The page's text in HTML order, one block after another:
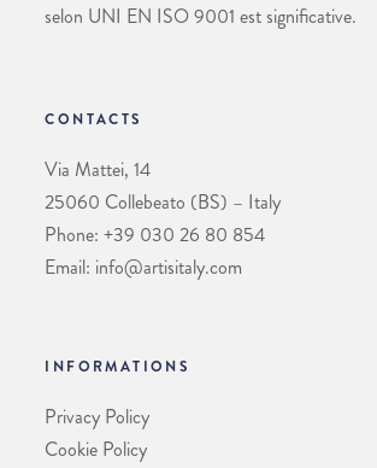
selon UNI EN ISO 9001 est significative.
CONTACTS
Via Mattei, 14
25060 Collebeato (BS) – Italy
Phone: +39 030 26 80 854
Email: info@artisitaly.com
INFORMATIONS
Privacy Policy
Cookie Policy